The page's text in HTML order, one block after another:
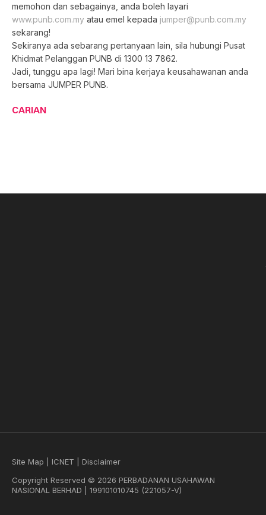
memohon dan sebagainya, anda boleh layari
www.punb.com.my atau emel kepada jumper@punb.com.my
sekarang!
Sekiranya ada sebarang pertanyaan lain, sila hubungi Pusat
Khidmat Pelanggan PUNB di 1300 13 7862.
Jadi, tunggu apa lagi! Mari bina kerjaya keusahawanan anda
bersama JUMPER PUNB.
CARIAN
Site Map ICNET
Disclaimer
Copyright Reserved © 2026 PERBADANAN USAHAWAN
NASIONAL BERHAD | 199101010745 (221057-V)